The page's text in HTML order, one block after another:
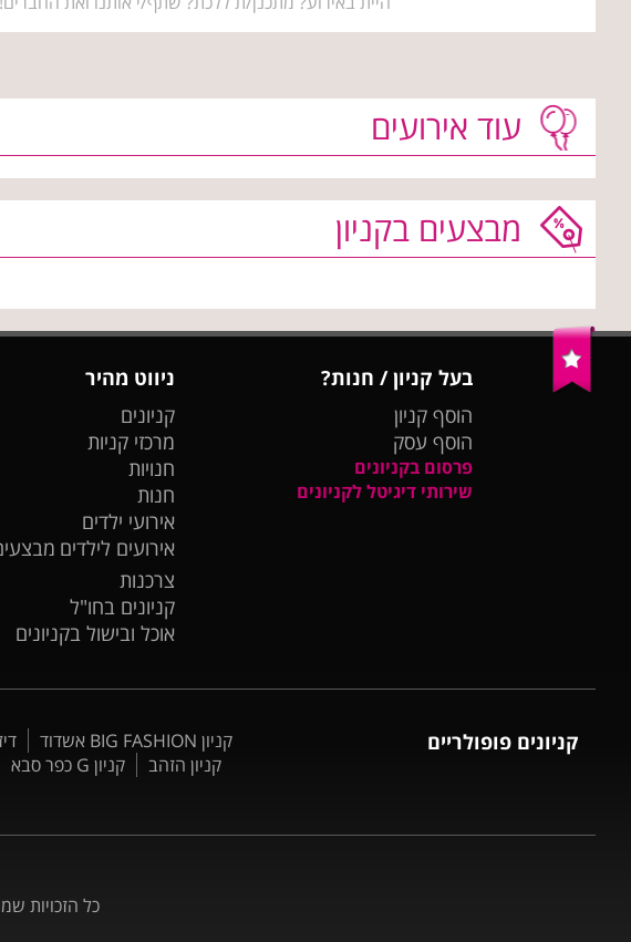
עוד אירועים
מבצעים בקניון
בעל קניון / חנות?
הוסף קניון
הוסף עסק
פרסום בקניונים
שירותי דיגיטל לקניונים
ניווט מהיר
קניונים
מרכזי קניות
חנויות
חנות
אירועי ילדים
אירועים לילדים
צרכנות
קניונים בחו"ל
אוכל ובישול בקניונים
קניונים פופולריים קניון BIG FASHION אשדוד
קניון הזהב
קניון G כפר סבא
כל הזכויות